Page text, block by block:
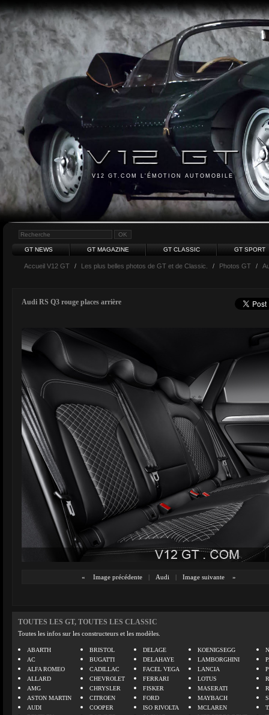
V12 GT.COM L'ÉMOTION AUTOMOBILE
GT NEWS GT MAGAZINE GT CLASSIC GT SPORT
Accueil V12 GT / Les plus belles photos de GT et de Classic. / Photos GT /
Audi RS Q3 rouge places arrière
« Image précédente | Audi | Image suivante »
TOUTES LES GT, TOUTES LES CLASSIC
Toutes les infos sur les constructeurs et les modèles.
ABARTH
AC
ALFA ROMEO
ALLARD
AMG
ASTON MARTIN
AUDI
BRISTOL
BUGATTI
CADILLAC
CHEVROLET
CHRYSLER
CITROEN
COOPER
DELAGE
DELAHAYE
FACEL VEGA
FERRARI
FISKER
FORD
ISO RIVOLTA
KOENIGSEGG
LAMBORGHINI
LANCIA
LOTUS
MASERATI
MAYBACH
MCLAREN